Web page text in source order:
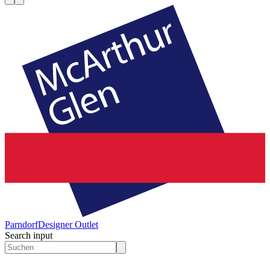
ParndorfDesigner Outlet
Search input